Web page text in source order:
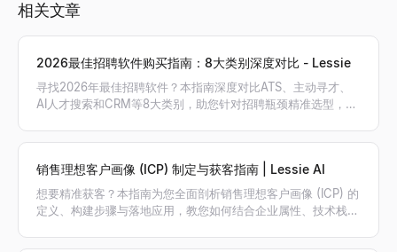
相关文章
2026最佳招聘软件购买指南：8大类别深度对比 - Lessie
寻找2026年最佳招聘软件？本指南深度对比ATS、主动寻才、
AI人才搜索和CRM等8大类别，助您针对招聘瓶颈精准选型，搭
销售理想客户画像 (ICP) 制定与获客指南 | Lessie AI
想要精准获客？本指南为您全面剖析销售理想客户画像 (ICP) 的
定义、构建步骤与落地应用，教您如何结合企业属性、技术栈和